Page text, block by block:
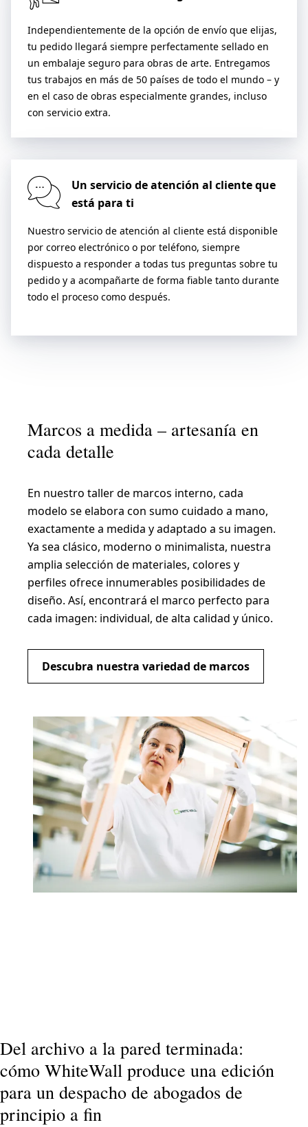
Independientemente de la opción de envío que elijas,
tu pedido llegará siempre perfectamente sellado en
un embalaje seguro para obras de arte. Entregamos
tus trabajos en más de 50 países de todo el mundo – y
en el caso de obras especialmente grandes, incluso
con servicio extra.
Un servicio de atención al cliente que
está para ti
Nuestro servicio de atención al cliente está disponible
por correo electrónico o por teléfono, siempre
dispuesto a responder a todas tus preguntas sobre tu
pedido y a acompañarte de forma fiable tanto durante
todo el proceso como después.
Marcos a medida – artesanía en
cada detalle
En nuestro taller de marcos interno, cada
modelo se elabora con sumo cuidado a mano,
exactamente a medida y adaptado a su imagen.
Ya sea clásico, moderno o minimalista, nuestra
amplia selección de materiales, colores y
perfiles ofrece innumerables posibilidades de
diseño. Así, encontrará el marco perfecto para
cada imagen: individual, de alta calidad y único.
Descubra nuestra variedad de marcos
Del archivo a la pared terminada:
cómo WhiteWall produce una edición
para un despacho de abogados de
principio a fin